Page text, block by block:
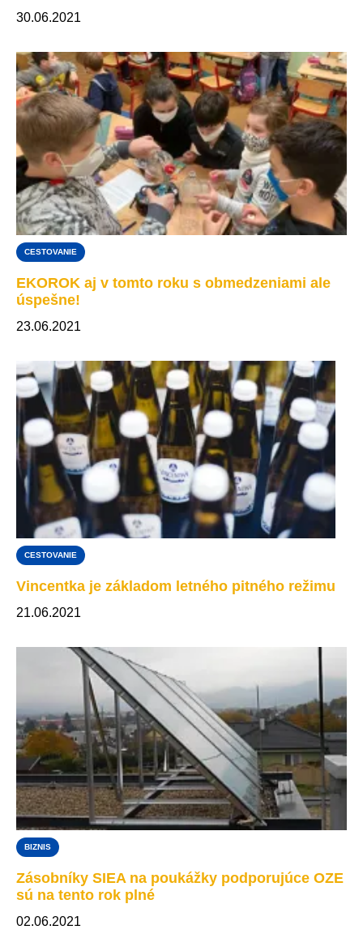
30.06.2021
CESTOVANIE
EKOROK aj v tomto roku s obmedzeniami ale
úspešne!
23.06.2021
CESTOVANIE
Vincentka je základom letného pitného režimu
21.06.2021
BIZNIS
Zásobníky SIEA na poukážky podporujúce OZE
sú na tento rok plné
02.06.2021